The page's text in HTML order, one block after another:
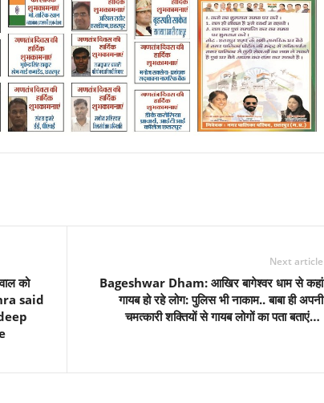
को
said
Next article
Bageshwar Dham: आखिर बागेश्वर धाम से कहां
गायब हो रहे लोग: पुलिस भी नाकाम.. बाबा ही अपनी
चमत्कारी शक्तियों से गायब लोगों का पता बताएं…